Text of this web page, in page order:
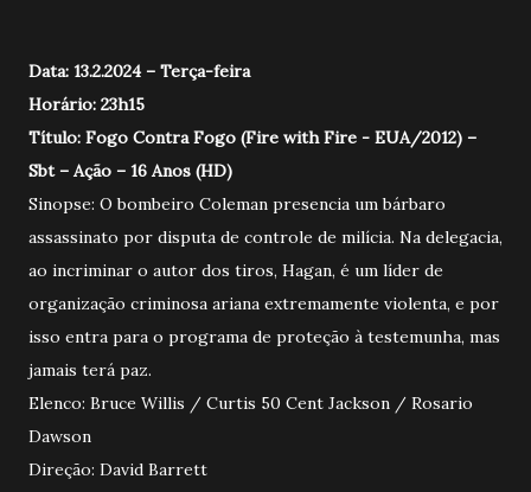
Data: 13.2.2024 – Terça-feira
Horário: 23h15
Título: Fogo Contra Fogo (Fire with Fire - EUA/2012) –
Sbt – Ação – 16 Anos (HD)
Sinopse: O bombeiro Coleman presencia um bárbaro
assassinato por disputa de controle de milícia. Na delegacia,
ao incriminar o autor dos tiros, Hagan, é um líder de
organização criminosa ariana extremamente violenta, e por
isso entra para o programa de proteção à testemunha, mas
jamais terá paz.
Elenco: Bruce Willis / Curtis 50 Cent Jackson / Rosario
Dawson
Direção: David Barrett